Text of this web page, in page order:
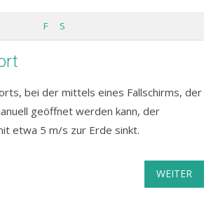
F S
bei der mittels eines Fallschirms, der
geöffnet werden kann, der
etwa 5 m/s zur Erde sinkt.
WEITER